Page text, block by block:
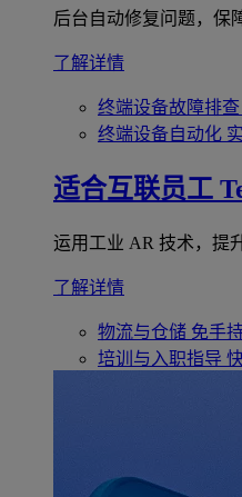
后台自动修复问题，保
了解详情
终端设备故障排查
终端设备自动化
适合互联员工
运用工业 AR 技术，提
了解详情
物流与仓储 免手
培训与入职指导